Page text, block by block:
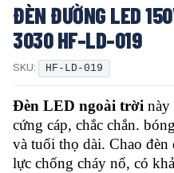
ĐÈN ĐƯỜNG LED
3030 HF-LD-019
SKU: HF-LD-019
Đèn LED ngoài trời này
cứng cáp, chắc chắn.
và tuổi thọ dài. Chao
lực chống cháy nổ, có